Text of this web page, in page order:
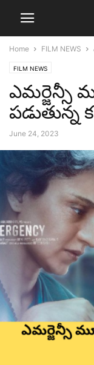
Home FILM NEWS
FILM NEWS
ఎమర్జెన్సీ
పడుతున్న
June 24, 2023